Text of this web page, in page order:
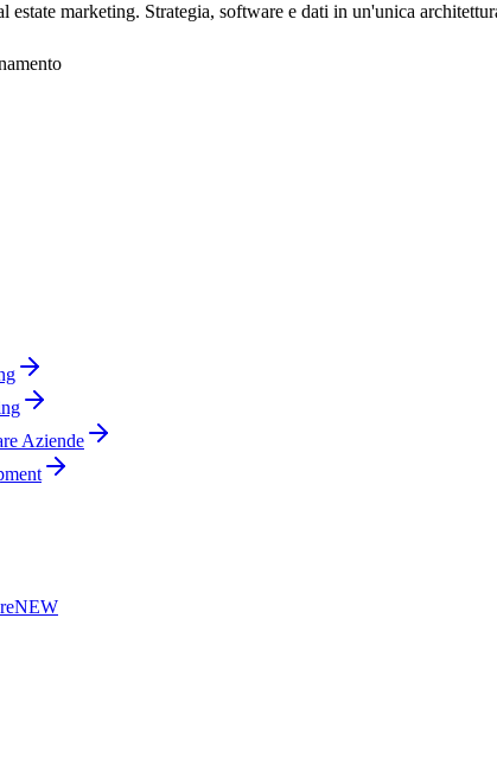
estate marketing. Strategia, software e dati in un'unica
Aziende
NEW